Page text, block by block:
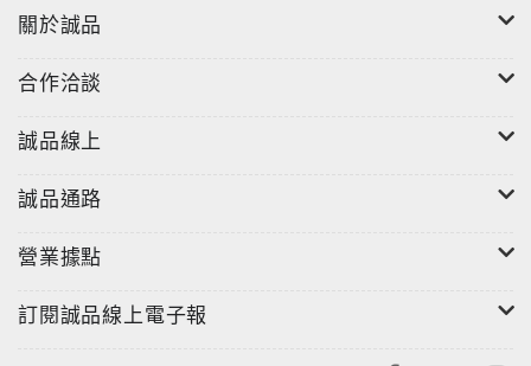
關於誠品
合作洽談
誠品線上
誠品通路
營業據點
訂閱誠品線上電子報